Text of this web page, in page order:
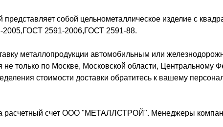
представляет собой цельнометаллическое изделие с
2005,ГОСТ 2591-2006,ГОСТ 2591-88.
металлопродукции автомобильным или
не только по Москве, Московской области, Центральному
стоимости доставки обратитесь к вашему
расчетный счет ООО "МЕТАЛЛСТРОЙ". Менеджеры